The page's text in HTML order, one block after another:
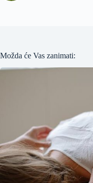
Možda će Vas zanimati: